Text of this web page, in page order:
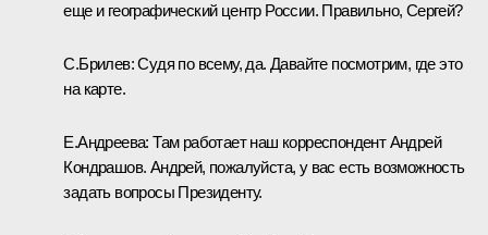
еще и географический центр России. Правильно, Сергей?
С.Брилев: Судя по всему, да. Давайте посмотрим, где это
на карте.
Е.Андреева: Там работает наш корреспондент Андрей
Кондрашов. Андрей, пожалуйста, у вас есть возможность
задать вопросы Президенту.